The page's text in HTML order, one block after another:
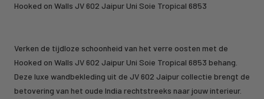
Hooked on Walls JV 602 Jaipur Uni Soie Tropical 6853
Verken de tijdloze schoonheid van het verre oosten met de
Hooked on Walls JV 602 Jaipur Uni Soie Tropical 6853 behang.
Deze luxe wandbekleding uit de JV 602 Jaipur collectie brengt de
betovering van het oude India rechtstreeks naar jouw interieur.